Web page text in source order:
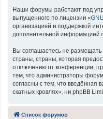
Наши форумы работают под
выпущенного по лицензии «
организацией и поддержкой
дополнительной информацией
Вы соглашаетесь не
страны, страны, которая
отключению от конференции,
тем, что администраторы
согласны с тем, что
скатных кровлях», ни phpBB
Список форумов